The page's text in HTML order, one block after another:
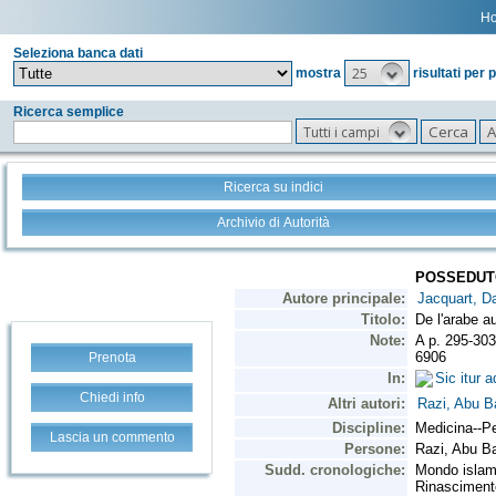
Seleziona banca dati
mostra
25 risultati per
Ricerca semplice
Tutti i campi
Ricerca su indici
Archivio di Autorità
Prenota
Chiedi info
Lascia un commento